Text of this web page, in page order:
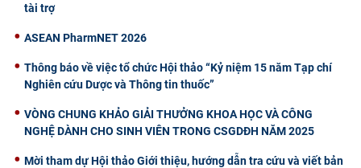
tài trợ
ASEAN PharmNET 2026
Thông báo về việc tổ chức Hội thảo “Kỷ niệm 15 năm Tạp chí
Nghiên cứu Dược và Thông tin thuốc”
VÒNG CHUNG KHẢO GIẢI THƯỞNG KHOA HỌC VÀ CÔNG
NGHỆ DÀNH CHO SINH VIÊN TRONG CSGDĐH NĂM 2025
Mời tham dự Hội thảo Giới thiệu, hướng dẫn tra cứu và viết bản